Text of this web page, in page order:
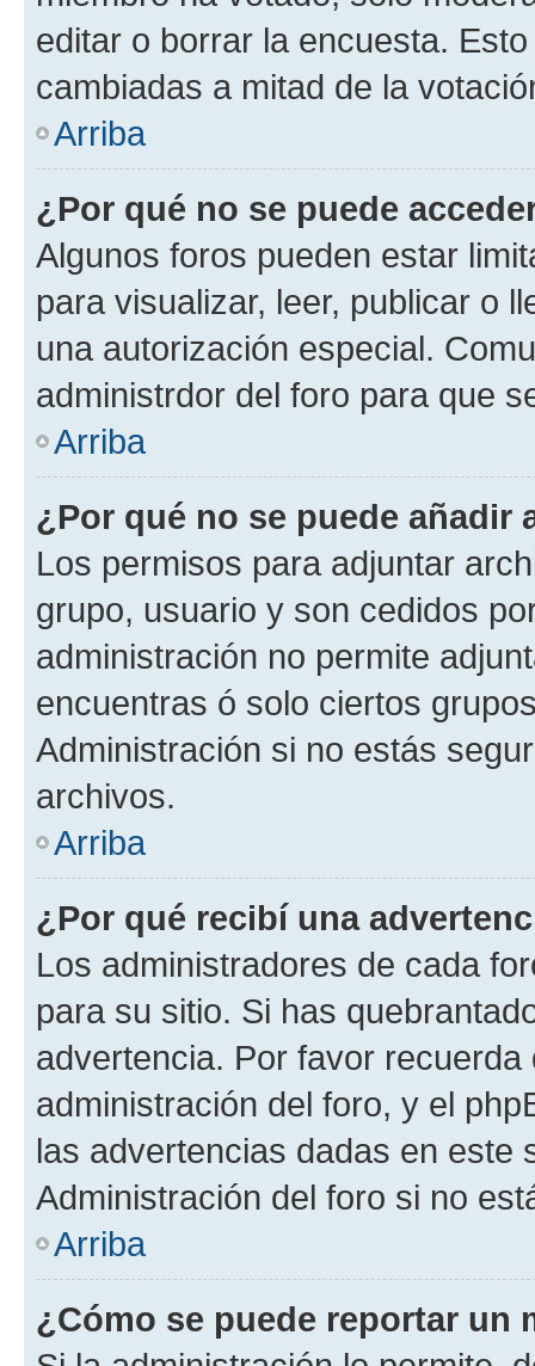
editar o borrar la encuesta.
cambiadas a mitad de la
Arriba
¿Por qué no se puede
Algunos foros pueden estar
para visualizar, leer, publicar o
una autorización especial.
administrdor del foro para que
Arriba
¿Por qué no se puede añadir
Los permisos para adjuntar
grupo, usuario y son cedidos
administración no permite
encuentras ó solo ciertos
Administración si no estás
archivos.
Arriba
¿Por qué recibí una
Los administradores de cada
para su sitio. Si has
advertencia. Por favor
administración del foro, y el
las advertencias dadas en este
Administración del foro si no
Arriba
¿Cómo se puede reportar un